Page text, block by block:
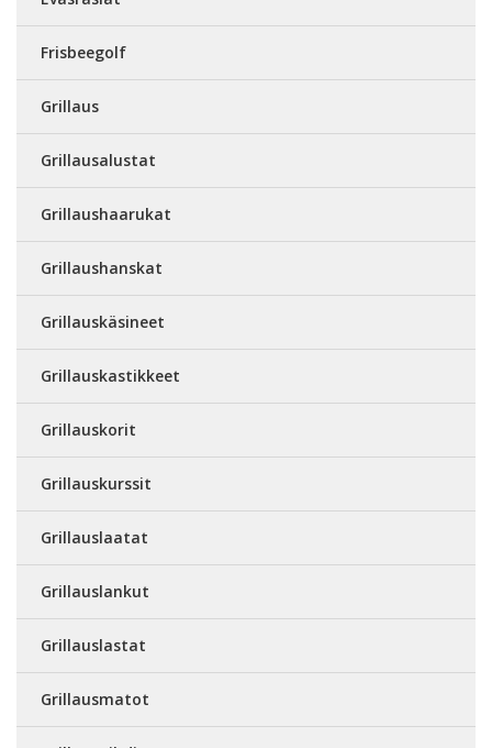
Frisbeegolf
Grillaus
Grillausalustat
Grillaushaarukat
Grillaushanskat
Grillauskäsineet
Grillauskastikkeet
Grillauskorit
Grillauskurssit
Grillauslaatat
Grillauslankut
Grillauslastat
Grillausmatot